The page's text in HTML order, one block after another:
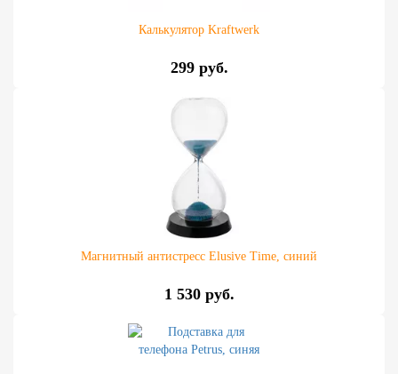
Калькулятор Kraftwerk
299 руб.
Магнитный антистресс Elusive Time, синий
1 530 руб.